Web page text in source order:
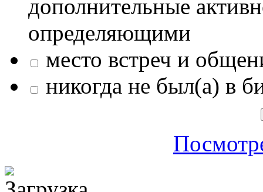
дополнительные
определяющими
место встреч и
никогда не был(а) в